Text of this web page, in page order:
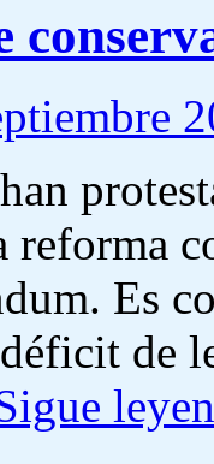
reforma
Es
de